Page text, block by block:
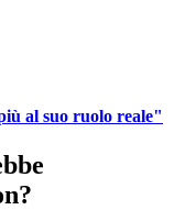
al suo ruolo reale"